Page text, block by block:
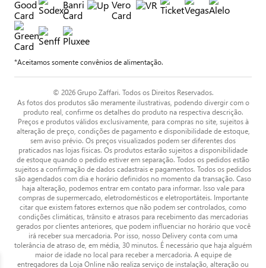
*Aceitamos somente convênios de alimentação.
© 2026 Grupo Zaffari. Todos os Direitos Reservados.
As fotos dos produtos são meramente ilustrativas, podendo divergir com o
produto real, confirme os detalhes do produto na respectiva descrição.
Preços e produtos válidos exclusivamente, para compras no site, sujeitos à
alteração de preço, condições de pagamento e disponibilidade de estoque,
sem aviso prévio. Os preços visualizados podem ser diferentes dos
praticados nas lojas físicas. Os produtos estarão sujeitos a disponibilidade
de estoque quando o pedido estiver em separação. Todos os pedidos estão
sujeitos a confirmação de dados cadastrais e pagamentos. Todos os pedidos
são agendados com dia e horário definidos no momento da transação. Caso
haja alteração, podemos entrar em contato para informar. Isso vale para
compras de supermercado, eletrodomésticos e eletroportáteis. Importante
citar que existem fatores externos que não podem ser controlados, como
condições climáticas, trânsito e atrasos para recebimento das mercadorias
gerados por clientes anteriores, que podem influenciar no horário que você
irá receber sua mercadoria. Por isso, nosso Delivery conta com uma
tolerância de atraso de, em média, 30 minutos. É necessário que haja alguém
maior de idade no local para receber a mercadoria. A equipe de
entregadores da Loja Online não realiza serviço de instalação, alteração ou